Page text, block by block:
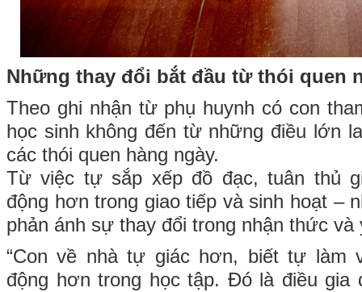
Những thay đổi bắt đầu từ thói quen
Theo ghi nhận từ phụ huynh có con
học sinh không đến từ những điều lớn
các thói quen hàng ngày.
Từ việc tự sắp xếp đồ đạc, tuân thủ
động hơn trong giao tiếp và sinh hoạt –
phản ánh sự thay đổi trong nhận thức
“Con về nhà tự giác hơn, biết tự làm
động hơn trong học tập. Đó là điều gia